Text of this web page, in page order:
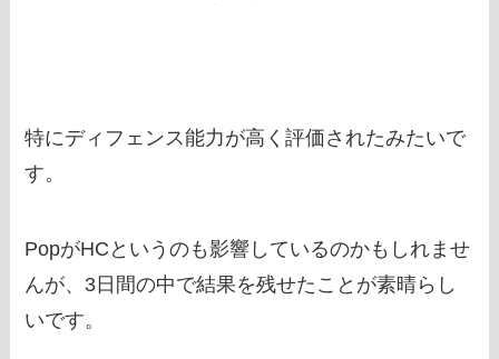
特にディフェンス能力が高く評価されたみたいで
す。
PopがHCというのも影響しているのかもしれませ
んが、3日間の中で結果を残せたことが素晴らし
いです。